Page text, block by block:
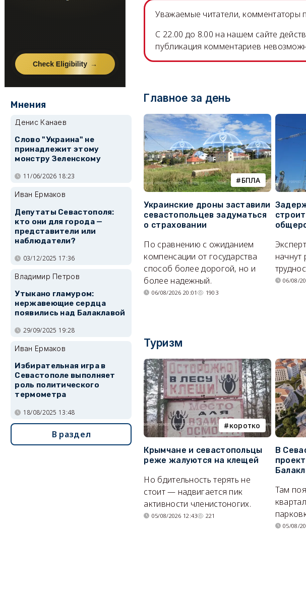
Уважаемые читатели, комментаторы
C 22.00 до 8.00 на нашем сайте
публикация комментариев
Главное за день
БПЛА
Украинские дроны заставили
севастопольцев задуматься
о страховании
По сравнению с ожиданием
компенсации от государства
способ более дорогой, но и
более надежный.
06/08/2026 20:01 1903
начнут
06/08/
Туризм
коротко
Крымчане и севастопольцы
реже жалуются на клещей
Но бдительность терять не
стоит — надвигается пик
активности членистоногих.
05/08/2026 12:43 221
В
Там
05/08/
Мнения
Денис Канаев
Слово "Украина" не
принадлежит этому
монстру Зеленскому
11/06/2026 18:23
Иван Ермаков
Депутаты Севастополя:
кто они для города —
представители или
наблюдатели?
03/12/2025 17:36
Владимир Петров
Утыкано гламуром:
нержавеющие сердца
появились над Балаклавой
29/09/2025 19:28
Иван Ермаков
Избирательная игра в
Севастополе выполняет
роль политического
термометра
18/08/2025 13:48
В раздел